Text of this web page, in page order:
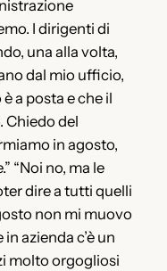
I dirigenti di
una alla volta,
dal mio ufficio,
a posta e che il
Chiedo del
in agosto,
“Noi no, ma le
dire a tutti quelli
non mi muovo
azienda c’è un
molto orgogliosi